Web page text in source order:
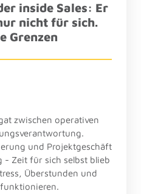
inside Sales:
nicht für
Grenzen
zwischen operativen
und Projektgeschäft
- Zeit für sich selbst blieb
Überstunden und